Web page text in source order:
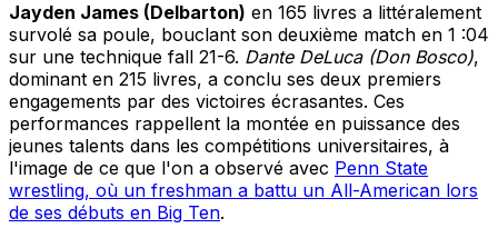
Jayden James (Delbarton) en 165 livres a littéralement
survolé sa poule, bouclant son deuxième match en 1 :04
sur une technique fall 21-6. Dante DeLuca (Don Bosco),
dominant en 215 livres, a conclu ses deux premiers
engagements par des victoires écrasantes. Ces
performances rappellent la montée en puissance des
jeunes talents dans les compétitions universitaires, à
l'image de ce que l'on a observé avec Penn State
wrestling, où un freshman a battu un All-American lors
de ses débuts en Big Ten.